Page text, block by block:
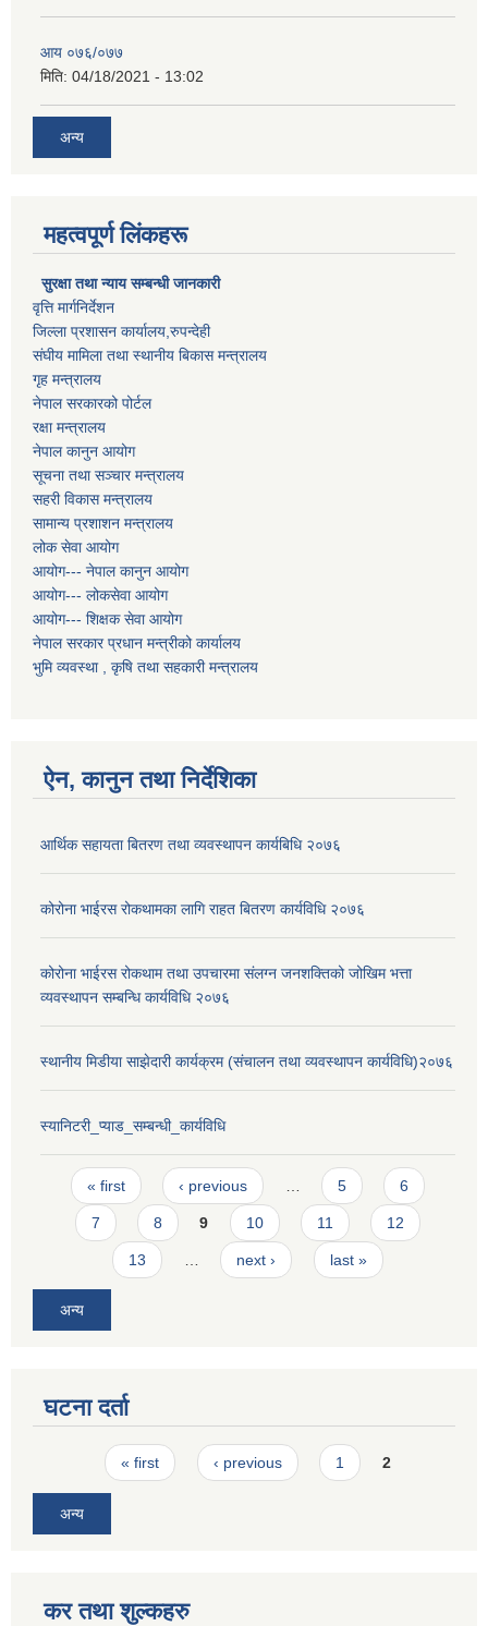
आय ०७६/०७७
मिति: 04/18/2021 - 13:02
अन्य
महत्वपूर्ण लिंकहरू
सुरक्षा तथा न्याय सम्बन्धी जानकारी
वृत्ति मार्गनिर्देशन
जिल्ला प्रशासन कार्यालय,रुपन्देही
संघीय मामिला तथा स्थानीय बिकास मन्त्रालय
गृह मन्त्रालय
नेपाल सरकारको पोर्टल
रक्षा मन्त्रालय
नेपाल कानुन आयोग
सूचना तथा सञ्चार मन्त्रालय
सहरी विकास मन्त्रालय
सामान्य प्रशाशन मन्त्रालय
लोक सेवा आयोग
आयोग--- नेपाल कानुन आयोग
आयोग--- लोकसेवा आयोग
आयोग--- शिक्षक सेवा आयोग
नेपाल सरकार प्रधान मन्त्रीको कार्यालय
भुमि व्यवस्था , कृषि तथा सहकारी मन्त्रालय
ऐन, कानुन तथा निर्देशिका
आर्थिक सहायता बितरण तथा व्यवस्थापन कार्यबिधि २०७६
कोरोना भाईरस रोकथामका लागि राहत बितरण कार्यविधि २०७६
कोरोना भाईरस रोकथाम तथा उपचारमा संलग्न जनशक्तिको जोखिम भत्ता
व्यवस्थापन सम्बन्धि कार्यविधि २०७६
स्थानीय मिडीया साझेदारी कार्यक्रम (संचालन तथा व्यवस्थापन कार्यविधि)२०७६
स्यानिटरी_प्याड_सम्बन्धी_कार्यविधि
Pages
« first ‹ previous 5 6
7 8 9 10 11 12
13 next › last »
अन्य
घटना दर्ता
Pages« first ‹ previous 1 2
अन्य
कर तथा शुल्कहरु